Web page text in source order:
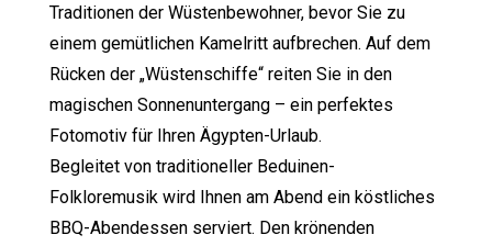
Traditionen der Wüstenbewohner, bevor Sie zu
einem gemütlichen Kamelritt aufbrechen. Auf dem
Rücken der „Wüstenschiffe“ reiten Sie in den
magischen Sonnenuntergang – ein perfektes
Fotomotiv für Ihren Ägypten-Urlaub.
Begleitet von traditioneller Beduinen-
Folkloremusik wird Ihnen am Abend ein köstliches
BBQ-Abendessen serviert. Den krönenden